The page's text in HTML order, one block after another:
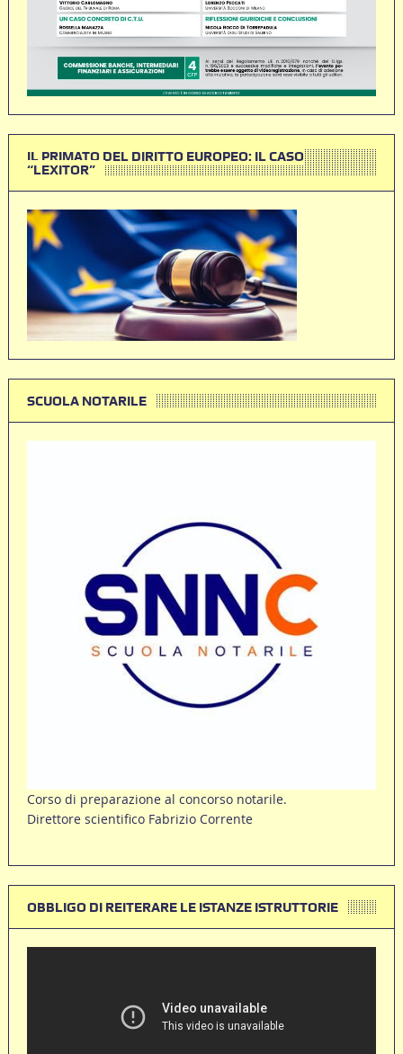
IL PRIMATO DEL DIRITTO EUROPEO: IL CASO
“LEXITOR”
SCUOLA NOTARILE
Corso di preparazione al concorso notarile.
Direttore scientifico Fabrizio Corrente
OBBLIGO DI REITERARE LE ISTANZE ISTRUTTORIE